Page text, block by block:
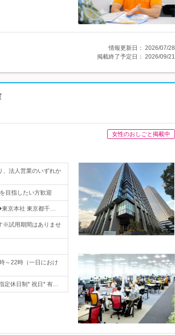
情報更新日： 2026/07/28
掲載終了予定日： 2026/09/21
女性のおしごと掲載中
、法人営業のいずれか
目指したい方歓迎
東京本社 東京都千…
※試用期間はありませ
～22時（一日におけ
定休日制* 祝日* 有…